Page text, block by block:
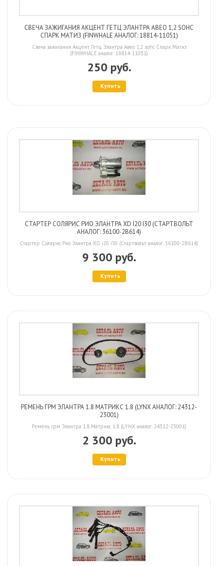
СВЕЧА ЗАЖИГАНИЯ АКЦЕНТ ГЕТЦ ЭЛАНТРА АВЕО 1,2 SOHC
СПАРК МАТИЗ (FINWHALE АНАЛОГ: 18814-11051)
Свеча зажигания Акцент Гетц Элантра Авео 1,2 sohc Спарк Матиз
(FINWHALE аналог: 18814-11051)
250 руб.
Купить
СТАРТЕР СОЛЯРИС РИО ЭЛАНТРА XD I20 I30 (СТАРТВОЛЬТ
АНАЛОГ: 36100-2B614)
Стартер Солярис Рио Элантра XD i20 i30 (Стартвольт аналог: 36100-2B614)
9 300 руб.
Купить
РЕМЕНЬ ГРМ ЭЛАНТРА 1.8 МАТРИКС 1.8 (LYNX АНАЛОГ: 24312-
23001)
Ремень грм Элантра 1.8 Матрикс 1.8 (LYNX аналог: 24312-23001)
2 300 руб.
Купить